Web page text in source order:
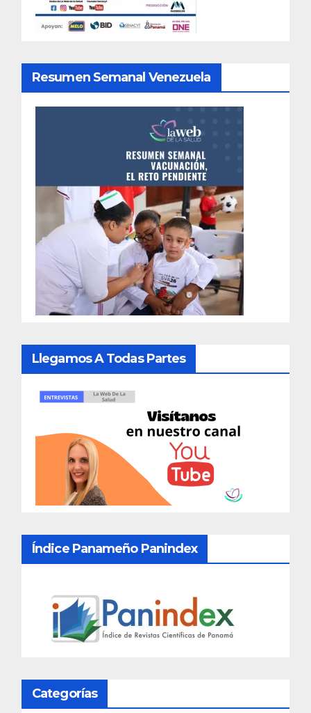
Resumen Semanal Venezuela
Llegamos A Todas Partes
Índice Panameño Panindex
Categorías